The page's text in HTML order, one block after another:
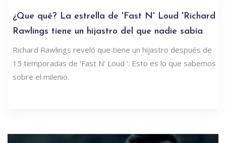
¿Que qué? La estrella de 'Fast N' Loud 'Richard
Rawlings tiene un hijastro del que nadie sabía
Richard Rawlings reveló que tiene un hijastro después de
15 temporadas de 'Fast N' Loud '. Esto es lo que sabemos
sobre el milenio.